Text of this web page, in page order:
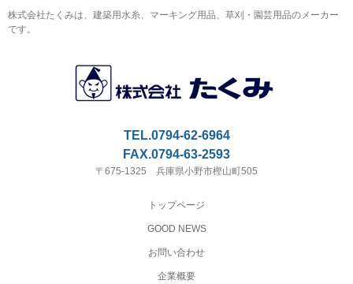
株式会社たくみは、建築用水糸、マーキング用品、草刈・園芸用品のメーカー
です。
TEL.0794-62-6964
FAX.0794-63-2593
〒675-1325 兵庫県小野市樫山町505
トップページ
GOOD NEWS
お問い合わせ
企業概要